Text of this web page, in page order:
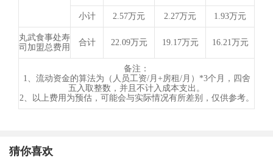
小计 2.57万元 2.27万元 1.93万元
丸武食事处寿
司加盟总费用
合计 22.09万元 19.17万元 16.21万元
备注：
1、流动资金的算法为（人员工资/月+房租/月）*3个月，四舍
五入取整数，并且不计入成本支出。
2、以上费用为预估，可能会与实际情况有所差别，仅供参考。
猜你喜欢